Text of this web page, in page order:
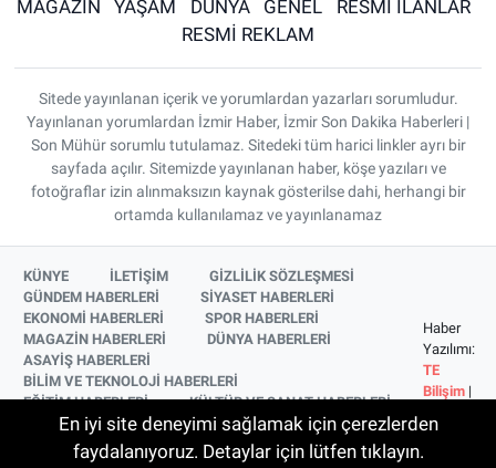
MAGAZİN
YAŞAM DÜNYA GENEL
RESMİ İLANLAR
RESMİ REKLAM
Sitede yayınlanan içerik ve yorumlardan yazarları sorumludur.
Yayınlanan yorumlardan İzmir Haber, İzmir Son Dakika Haberleri |
Son Mühür sorumlu tutulamaz. Sitedeki tüm harici linkler ayrı bir
sayfada açılır. Sitemizde yayınlanan haber, köşe yazıları ve
fotoğraflar izin alınmaksızın kaynak gösterilse dahi, herhangi bir
ortamda kullanılamaz ve yayınlanamaz
KÜNYE İLETİŞİM
GİZLİLİK SÖZLEŞMESİ
GÜNDEM HABERLERİ
SİYASET HABERLERİ
EKONOMİ HABERLERİ
SPOR HABERLERİ
MAGAZİN HABERLERİ
DÜNYA HABERLERİ
ASAYİŞ HABERLERİ
BİLİM VE TEKNOLOJİ HABERLERİ
EĞİTİM HABERLERİ
KÜLTÜR VE SANAT HABERLERİ
SAĞLIK HABERLERİ
YAŞAM HABERLERİ
YEREL HABERLER
İZMİR HABERLERİ
Haber
Yazılımı:
TE
Bilişim |
© 2026
En iyi site deneyimi sağlamak için çerezlerden
faydalanıyoruz. Detaylar için lütfen tıklayın.